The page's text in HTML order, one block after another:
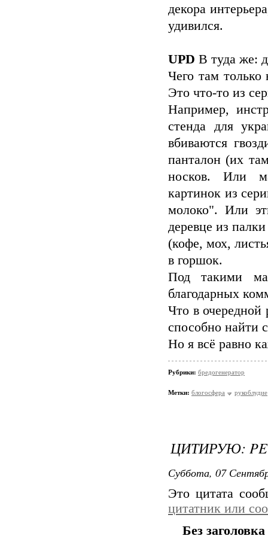
декора
удивился.
UPD В туда же:
Чего там
Это что-то из
Например,
стенда для
вбиваются
панталон (их
носков. Или
картинок из
молоко". Или
деревце из
(кофе, мох,
в горшок.
Под такими
благодарных
Что в очередной
способно найти
Но я всё равно
Рубрики: бредогенератор
Метки: блогосфера рукоблудие
ЦИТИРУЮ:
Суббота, 07
Это цитата
цитатник или
Без заголовка